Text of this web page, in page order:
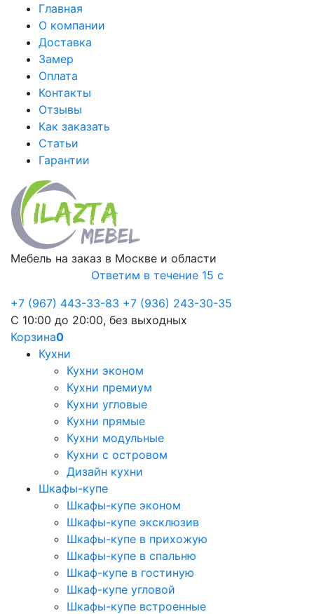
Главная
О компании
Доставка
Замер
Оплата
Контакты
Отзывы
Как заказать
Статьи
Гарантии
Мебель на заказ в Москве и области
Ответим в течение 15 с
+7 (967) 443-33-83 +7 (936) 243-30-35
С 10:00 до 20:00, без выходных
Корзина0
Кухни
Кухни эконом
Кухни премиум
Кухни угловые
Кухни прямые
Кухни модульные
Кухни с островом
Дизайн кухни
Шкафы-купе
Шкафы-купе эконом
Шкафы-купе эксклюзив
Шкафы-купе в прихожую
Шкафы-купе в спальню
Шкаф-купе в гостиную
Шкаф-купе угловой
Шкафы-купе встроенные